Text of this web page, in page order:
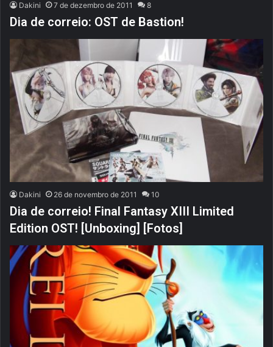
Dakini 7 de dezembro de 2011 8
Dia de correio: OST de Bastion!
Dakini 26 de novembro de 2011 10
Dia de correio! Final Fantasy XIII Limited
Edition OST! [Unboxing] [Fotos]